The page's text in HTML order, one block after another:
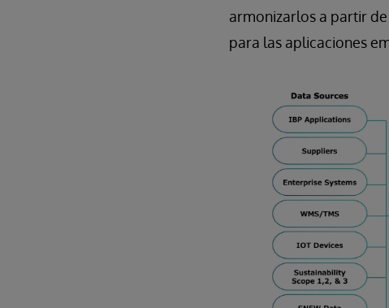
armonizarlos a partir
para las aplicaciones